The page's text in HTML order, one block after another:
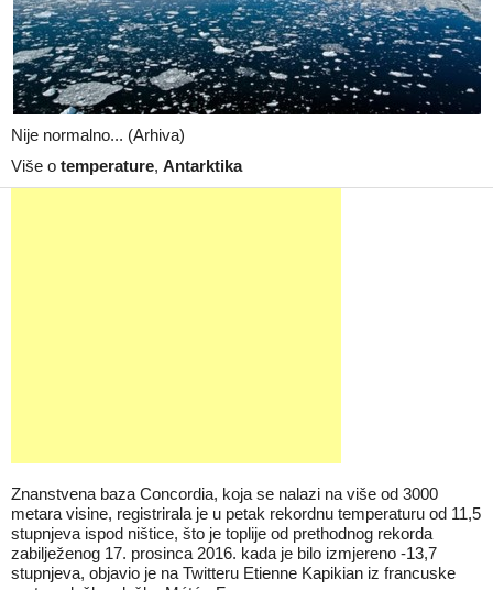
Nije normalno... (Arhiva)
Više o temperature, Antarktika
Znanstvena baza Concordia, koja se nalazi na više od 3000
metara visine, registrirala je u petak rekordnu temperaturu od 11,5
stupnjeva ispod ništice, što je toplije od prethodnog rekorda
zabilježenog 17. prosinca 2016. kada je bilo izmjereno -13,7
stupnjeva, objavio je na Twitteru Etienne Kapikian iz francuske